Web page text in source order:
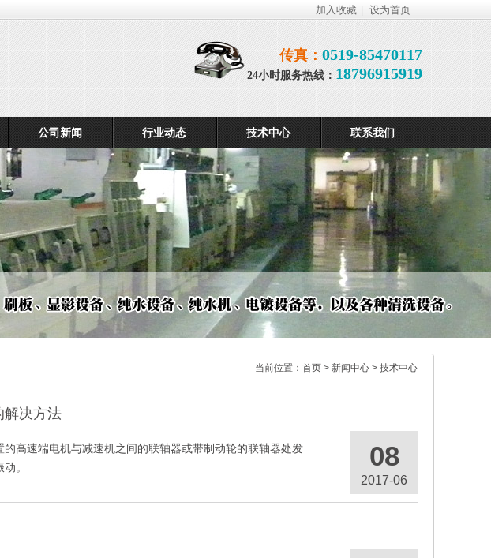
加入收藏 设为首页
传真：0519-85470117
24小时服务热线： 18796915919
公司新闻 行业动态 技术中心 联系我们
当前位置： 首页 > 新闻中心 > 技术中心
解决方法
高速端电机与减速机之间的联轴器或带制动轮的联轴器处发
。
08
2017-06